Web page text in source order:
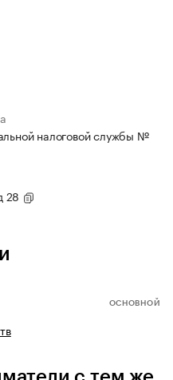
налоговой службы №
28
ОСНОВНОЙ